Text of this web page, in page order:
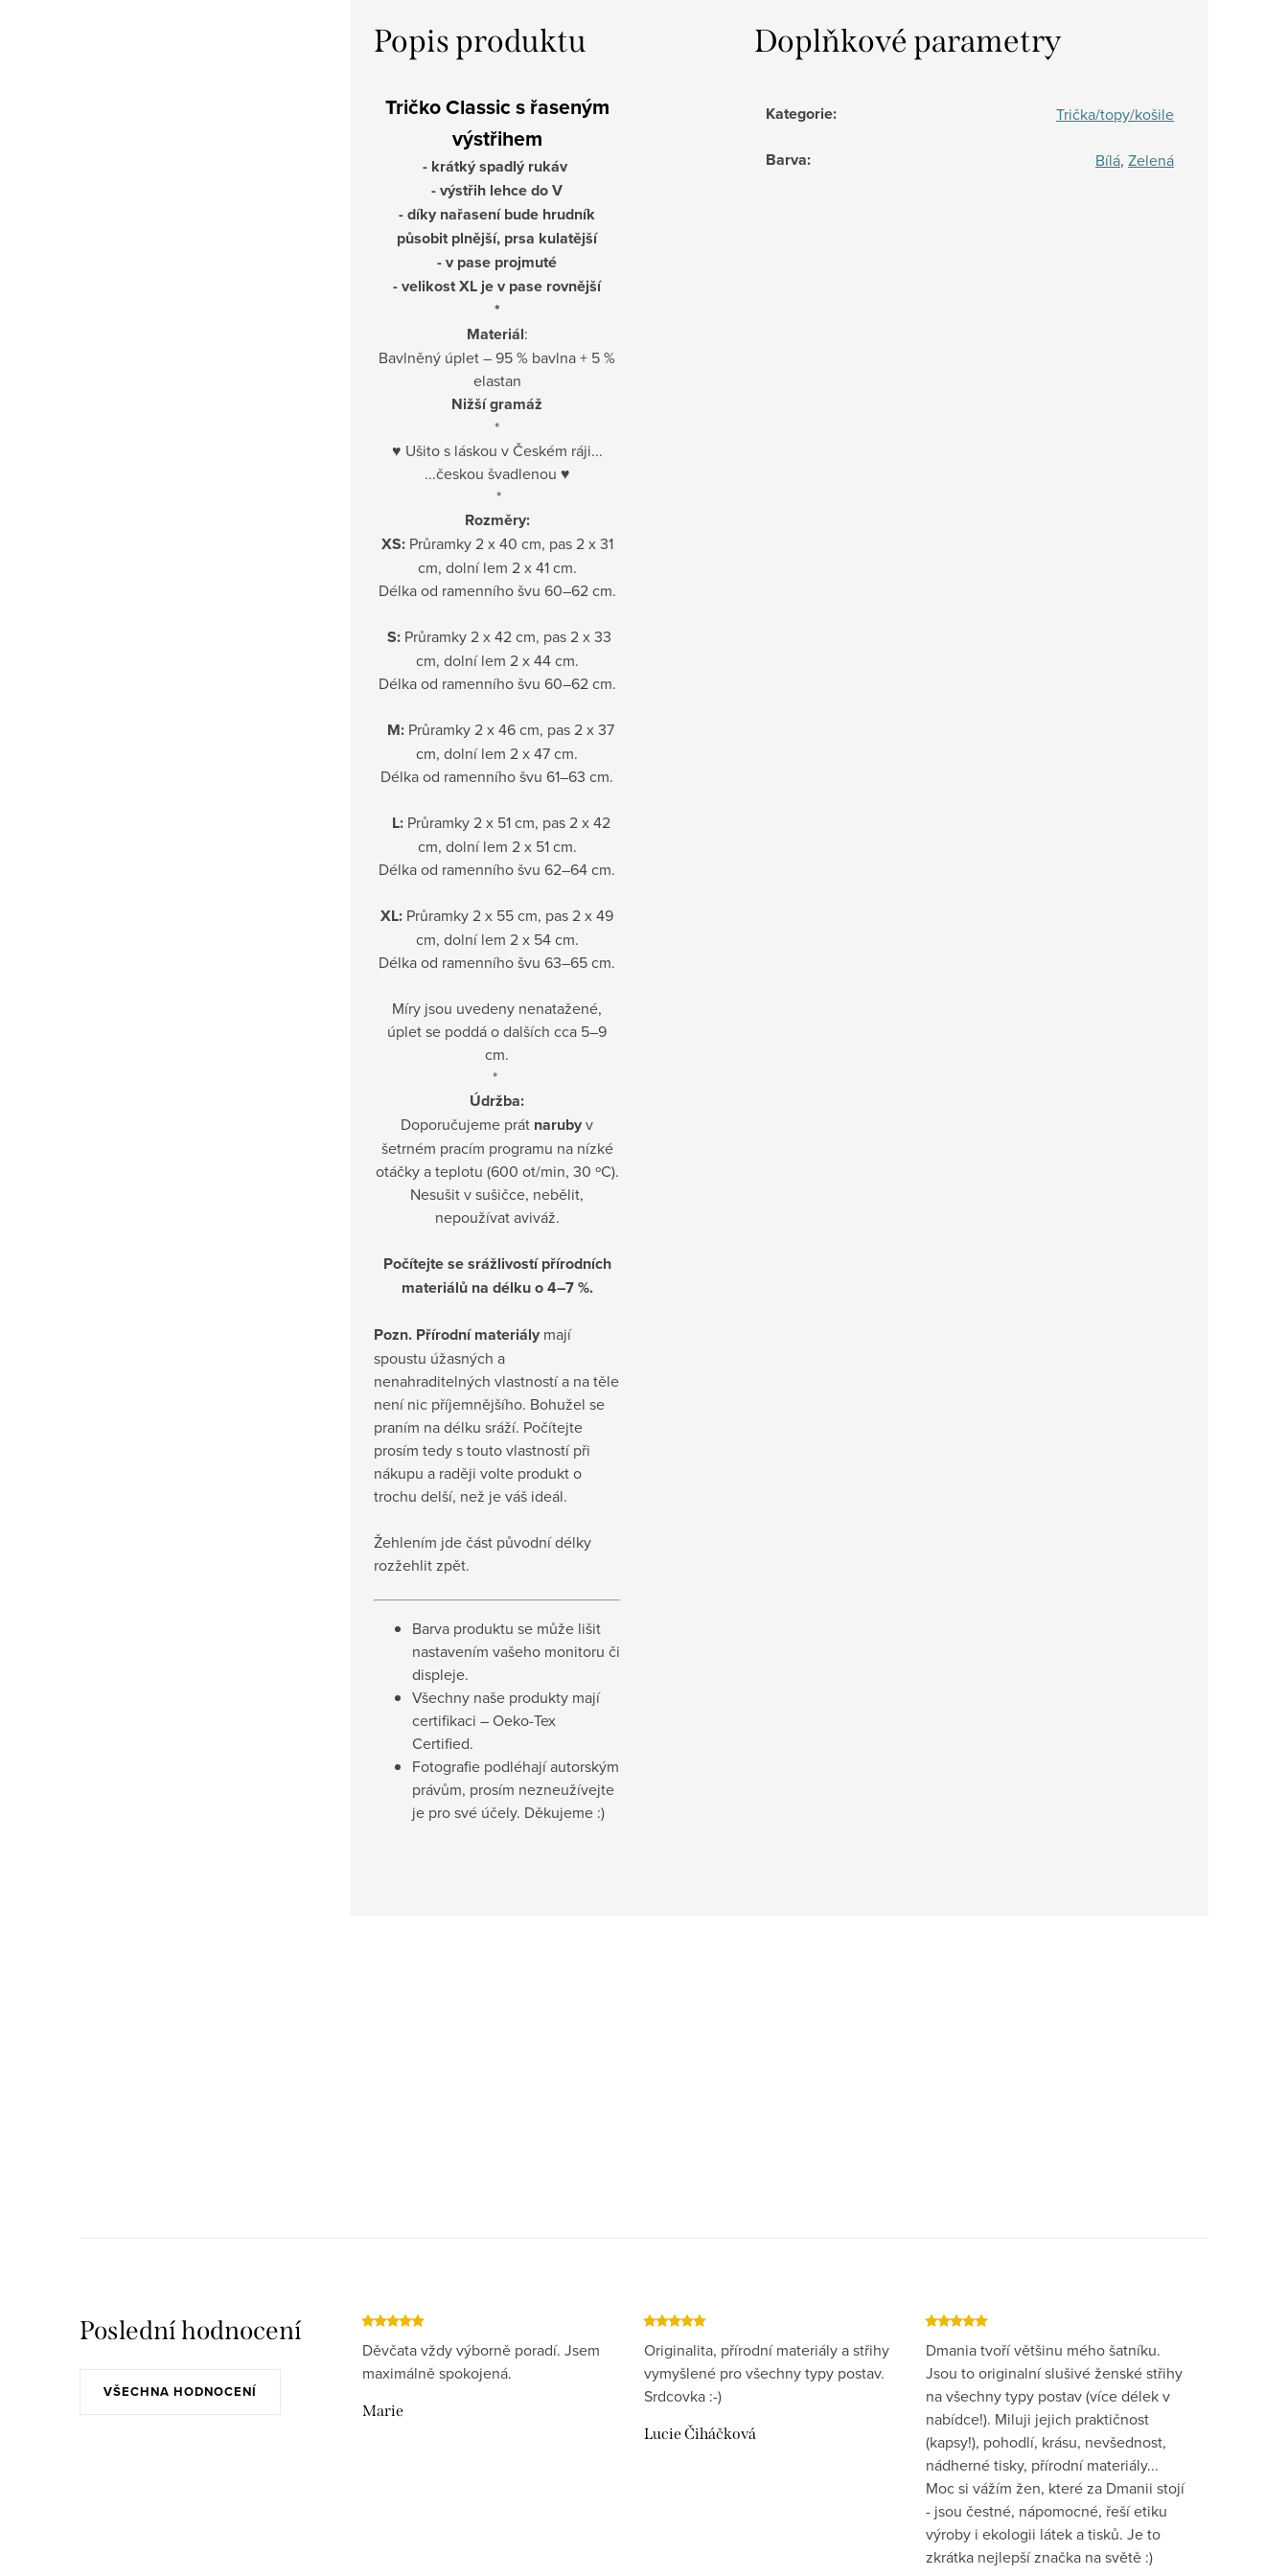
Popis produktu
Tričko Classic s řaseným
výstřihem
- krátký spadlý rukáv
- výstřih lehce do V
- díky nařasení bude hrudník
působit plnější, prsa kulatější
- v pase projmuté
- velikost XL je v pase rovnější
*
Materiál:
Bavlněný úplet – 95 % bavlna + 5 %
elastan
Nižší gramáž
*
♥ Ušito s láskou v Českém ráji...
...českou švadlenou ♥
*
Rozměry:
XS: Průramky 2 x 40 cm, pas 2 x 31
cm, dolní lem 2 x 41 cm.
Délka od ramenního švu 60–62 cm.
S: Průramky 2 x 42 cm, pas 2 x 33
cm, dolní lem 2 x 44 cm.
Délka od ramenního švu 60–62 cm.
M: Průramky 2 x 46 cm, pas 2 x 37
cm, dolní lem 2 x 47 cm.
Délka od ramenního švu 61–63 cm.
L: Průramky 2 x 51 cm, pas 2 x 42
cm, dolní lem 2 x 51 cm.
Délka od ramenního švu 62–64 cm.
XL: Průramky 2 x 55 cm, pas 2 x 49
cm, dolní lem 2 x 54 cm.
Délka od ramenního švu 63–65 cm.
Míry jsou uvedeny nenatažené,
úplet se poddá o dalších cca 5–9
cm.
*
Údržba:
Doporučujeme prát narubyv
šetrném pracím programu na nízké
otáčky a teplotu (600 ot/min, 30 ºC).
Nesušit v sušičce, nebělit,
nepoužívat aviváž.
Počítejte se srážlivostí přírodních
materiálů na délku o 4–7 %.
Pozn. Přírodní materiály mají
spoustu úžasných a
nenahraditelných vlastností a na těle
není nic příjemnějšího. Bohužel se
praním na délku sráží. Počítejte
prosím tedy s touto vlastností při
nákupu a raději volte produkt o
trochu delší, než je váš ideál.
Žehlením jde část původní délky
rozžehlit zpět.
Barva produktu se může lišit
nastavením vašeho monitoru či
displeje.
Všechny naše produkty mají
certifikaci – Oeko-Tex
Certified.
Fotografie podléhají autorským
právům, prosím nezneužívejte
je pro své účely. Děkujeme :)
Doplňkové parametry
Kategorie: Trička/topy/košile
Barva: Bílá, Zelená
Poslední hodnocení
VŠECHNA HODNOCENÍ
Děvčata vždy výborně poradí. Jsem
maximálně spokojená.
Marie
Originalita, přírodní materiály a střihy
vymyšlené pro všechny typy postav.
Srdcovka :-)
Lucie Čiháčková
Dmania tvoří většinu mého šatníku.
Jsou to originalní slušivé ženské střihy
na všechny typy postav (více délek v
nabídce!). Miluji jejich praktičnost
(kapsy!), pohodlí, krásu, nevšednost,
nádherné tisky, přírodní materiály...
Moc si vážím žen, které za Dmanii stojí
- jsou čestné, nápomocné, řeší etiku
výroby i ekologii látek a tisků. Je to
zkrátka nejlepší značka na světě :)